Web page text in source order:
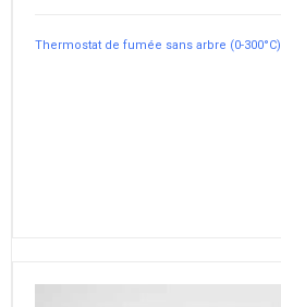
Thermostat de fumée sans arbre (0-300°C)